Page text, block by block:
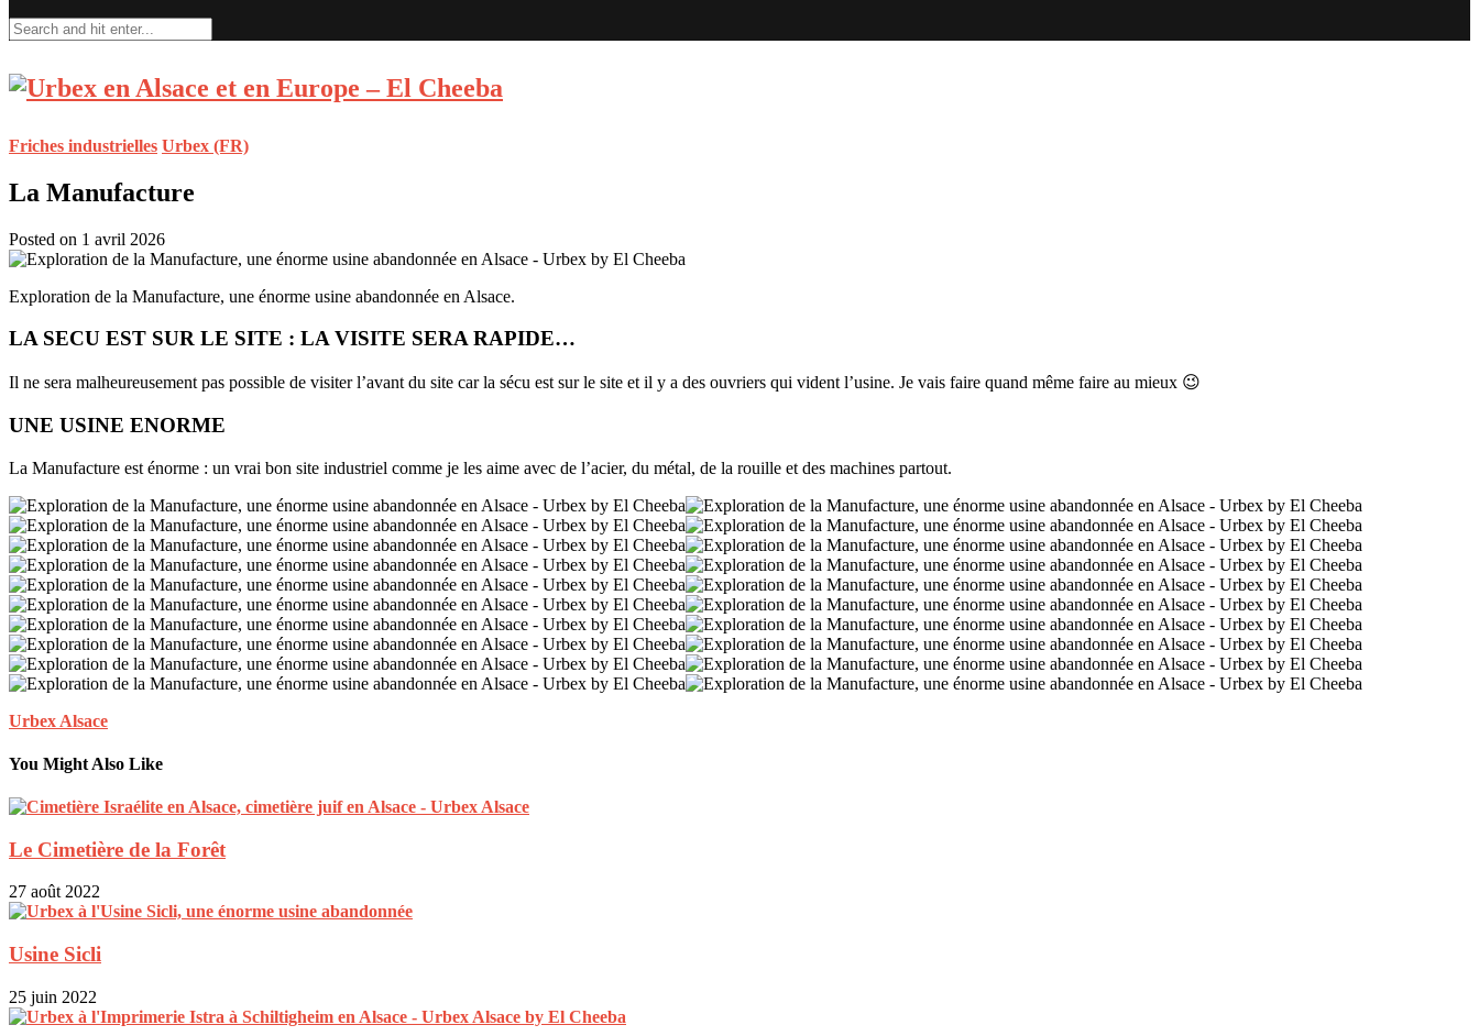
Friches industrielles Urbex (FR)
La Manufacture
Posted on 1 avril 2026
Exploration de la Manufacture, une énorme usine abandonnée en Alsace.
LA SECU EST SUR LE SITE : LA VISITE SERA RAPIDE…
Il ne sera malheureusement pas possible de visiter l’avant du site car la sécu est sur le site et il y a des ouvriers qui vident l’usine. Je vais faire quand même faire au mieux 😉
UNE USINE ENORME
La Manufacture est énorme : un vrai bon site industriel comme je les aime avec de l’acier, du métal, de la rouille et des machines partout.
Urbex Alsace
You Might Also Like
Le Cimetière de la Forêt
27 août 2022
Usine Sicli
25 juin 2022